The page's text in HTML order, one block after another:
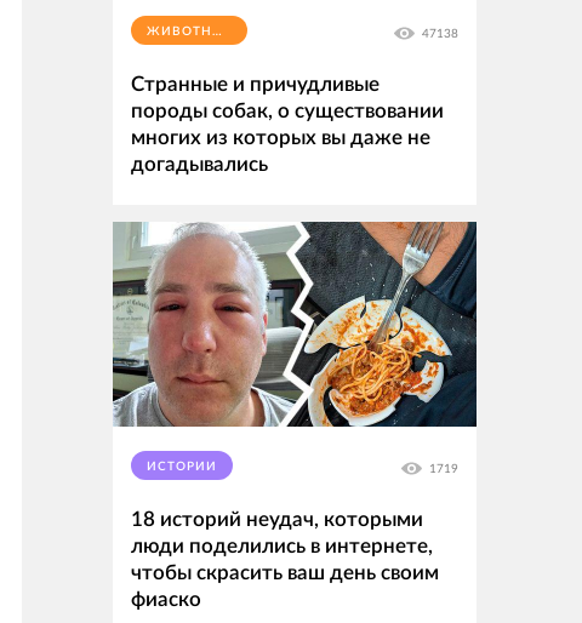
ЖИВОТНЫЕ 47138
Странные и причудливые
породы собак, о существовании
многих из которых вы даже не
догадывались
ИСТОРИИ 1719
18 историй неудач, которыми
люди поделились в интернете,
чтобы скрасить ваш день своим
фиаско